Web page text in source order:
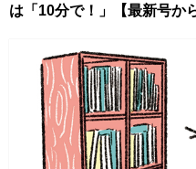
は「10分で！」【最新号か